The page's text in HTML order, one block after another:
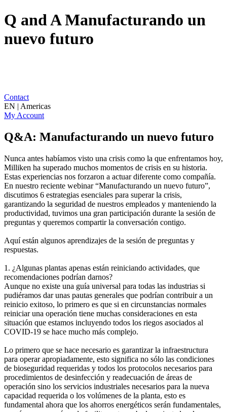
Q and A Manufacturando un
nuevo futuro
Contact
EN | Americas
My Account
Q&A: Manufacturando un nuevo futuro
Nunca antes habíamos visto una crisis como la que enfrentamos hoy,
Milliken ha superado muchos momentos de crisis en su historia.
Estas experiencias nos forzaron a actuar diferente como compañía.
En nuestro reciente webinar “Manufacturando un nuevo futuro”,
discutimos 6 estrategias esenciales para superar la crisis,
garantizando la seguridad de nuestros empleados y manteniendo la
productividad, tuvimos una gran participación durante la sesión de
preguntas y queremos compartir la conversación contigo.
Aquí están algunos aprendizajes de la sesión de preguntas y
respuestas.
1. ¿Algunas plantas apenas están reiniciando actividades, que
recomendaciones podrían darnos?
Aunque no existe una guía universal para todas las industrias si
pudiéramos dar unas pautas generales que podrían contribuir a un
reinicio exitoso, lo primero es que si en circunstancias normales
reiniciar una operación tiene muchas consideraciones en esta
situación que estamos incluyendo todos los riegos asociados al
COVID-19 se hace mucho más complejo.
Lo primero que se hace necesario es garantizar la infraestructura
para operar apropiadamente, esto significa no sólo las condiciones
de bioseguridad requeridas y todos los protocolos necesarios para
procedimientos de desinfección y readecuación de áreas de
operación sino los servicios industriales necesarios para la nueva
capacidad requerida o los volúmenes de la planta, esto es
fundamental ahora que los ahorros energéticos serán fundamentales,